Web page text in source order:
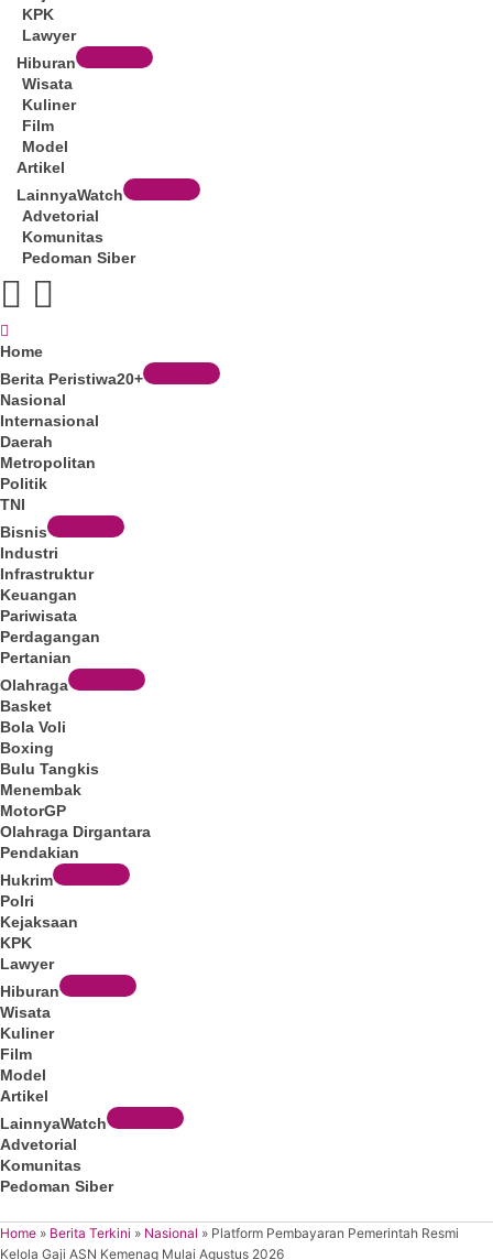
KPK
Lawyer
Hiburan
Wisata
Kuliner
Film
Model
Artikel
LainnyaWatch
Advetorial
Komunitas
Pedoman Siber
Home
Berita Peristiwa20+
Nasional
Internasional
Daerah
Metropolitan
Politik
TNI
Bisnis
Industri
Infrastruktur
Keuangan
Pariwisata
Perdagangan
Pertanian
Olahraga
Basket
Bola Voli
Boxing
Bulu Tangkis
Menembak
MotorGP
Olahraga Dirgantara
Pendakian
Hukrim
Polri
Kejaksaan
KPK
Lawyer
Hiburan
Wisata
Kuliner
Film
Model
Artikel
LainnyaWatch
Advetorial
Komunitas
Pedoman Siber
Home » Berita Terkini » Nasional » Platform Pembayaran Pemerintah Resmi
Kelola Gaji ASN Kemenag Mulai Agustus 2026